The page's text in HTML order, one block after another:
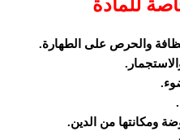
للمادة
والحرص على الطهارة.
ومكانتها من الدين.